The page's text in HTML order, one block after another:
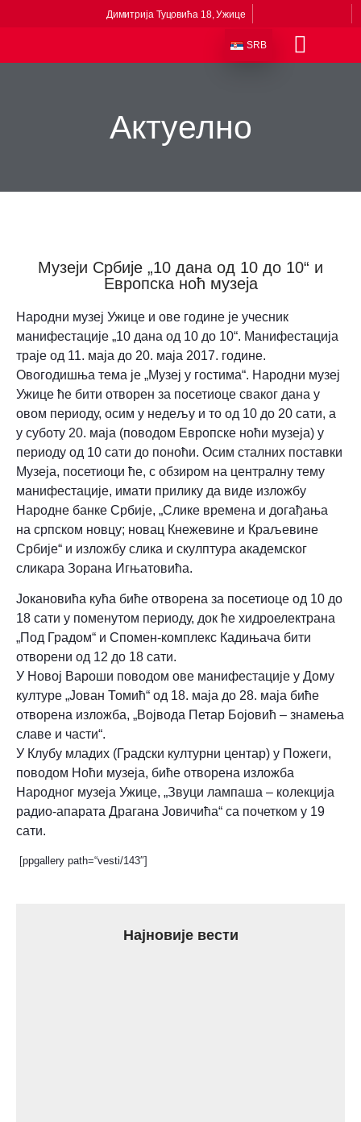
Димитрија Туцовића 18, Ужице
SRB
Актуелно
Музеји Србије „10 дана од 10 до 10“ и
Европска ноћ музеја
Народни музеј Ужице и ове године је учесник
манифестације „10 дана од 10 до 10“. Манифестација
траје од 11. маја до 20. маја 2017. године.
Овогодишња тема је „Музеј у гостима“. Народни музеј
Ужице ће бити отворен за посетиоце сваког дана у
овом периоду, осим у недељу и то од 10 до 20 сати, а
у суботу 20. маја (поводом Европске ноћи музеја) у
периоду од 10 сати до поноћи. Осим сталних поставки
Музеја, посетиоци ће, с обзиром на централну тему
манифестације, имати прилику да виде изложбу
Народне банке Србије, „Слике времена и догађања
на српском новцу; новац Кнежевине и Краљевине
Србије“ и изложбу слика и скулптура академског
сликара Зорана Игњатовића.
Јокановића кућа биће отворена за посетиоце од 10 до
18 сати у поменутом периоду, док ће хидроелектрана
„Под Градом“ и Спомен-комплекс Кадињача бити
отворени од 12 до 18 сати.
У Новој Вароши поводом ове манифестације у Дому
културе „Јован Томић“ од 18. маја до 28. маја биће
отворена изложба, „Војвода Петар Бојовић – знамења
славе и части“.
У Клубу младих (Градски културни центар) у Пожеги,
поводом Ноћи музеја, биће отворена изложба
Народног музеја Ужице, „Звуци лампаша – колекција
радио-апарата Драгана Јовичића“ са почетком у 19
сати.
[ppgallery path=“vesti/143″]
Најновије вести